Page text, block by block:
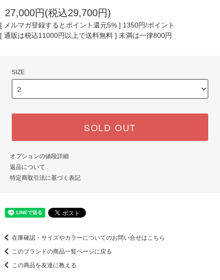
27,000円(税込29,700円)
[ メルマガ登録するとポイント還元5% ] 1350円/ポイント
[ 通販は税込11000円以上で送料無料 ] 未満は一律800円
SIZE
SOLD OUT
オプションの値段詳細
返品について
特定商取引法に基づく表記
在庫確認・サイズやカラーについてのお問い合せはこちら
このブランドの商品一覧ページに戻る
この商品を友達に教える